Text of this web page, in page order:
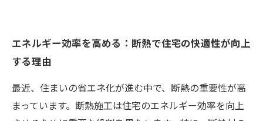
エネルギー効率を高める：断熱で住宅の快適性が向上
する理由
最近、住まいの省エネ化が進む中で、断熱の重要性が高
まっています。断熱施工は住宅のエネルギー効率を向上